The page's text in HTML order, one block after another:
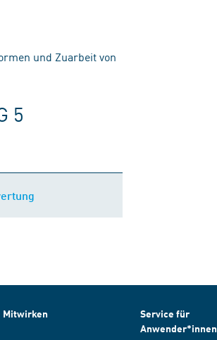
und Zuarbeit von
5
Mitwirken
Service für
Anwender*innen